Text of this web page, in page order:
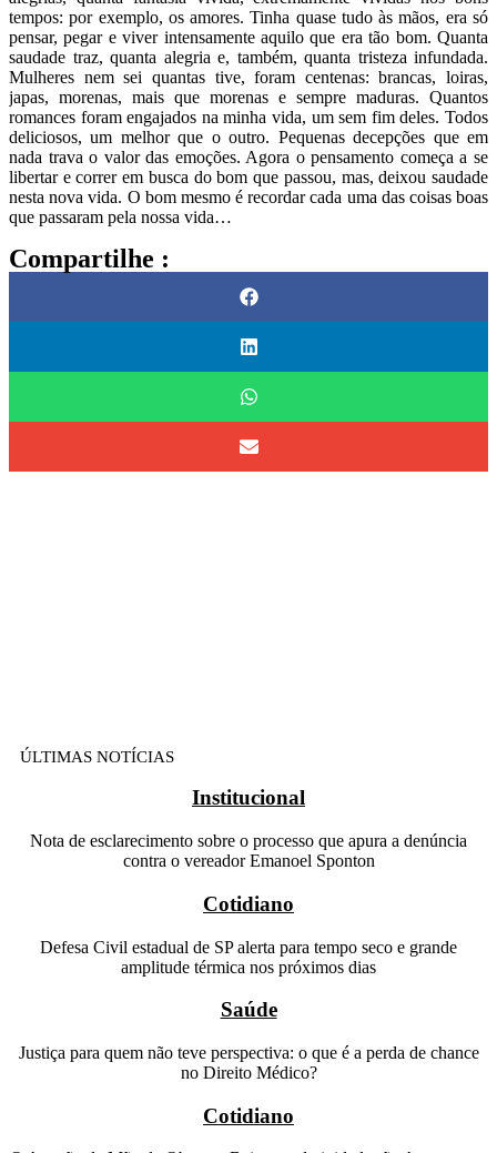
tempos: por exemplo, os amores. Tinha quase tudo às mãos, era só
pensar, pegar e viver intensamente aquilo que era tão bom. Quanta
saudade traz, quanta alegria e, também, quanta tristeza infundada.
Mulheres nem sei quantas tive, foram centenas: brancas, loiras,
japas, morenas, mais que morenas e sempre maduras. Quantos
romances foram engajados na minha vida, um sem fim deles. Todos
deliciosos, um melhor que o outro. Pequenas decepções que em
nada trava o valor das emoções. Agora o pensamento começa a se
libertar e correr em busca do bom que passou, mas, deixou saudade
nesta nova vida. O bom mesmo é recordar cada uma das coisas boas
que passaram pela nossa vida…
Compartilhe :
ÚLTIMAS NOTÍCIAS
Institucional
Nota de esclarecimento sobre o processo que apura a denúncia
contra o vereador Emanoel Sponton
Cotidiano
Defesa Civil estadual de SP alerta para tempo seco e grande
amplitude térmica nos próximos dias
Saúde
Justiça para quem não teve perspectiva: o que é a perda de chance
no Direito Médico?
Cotidiano